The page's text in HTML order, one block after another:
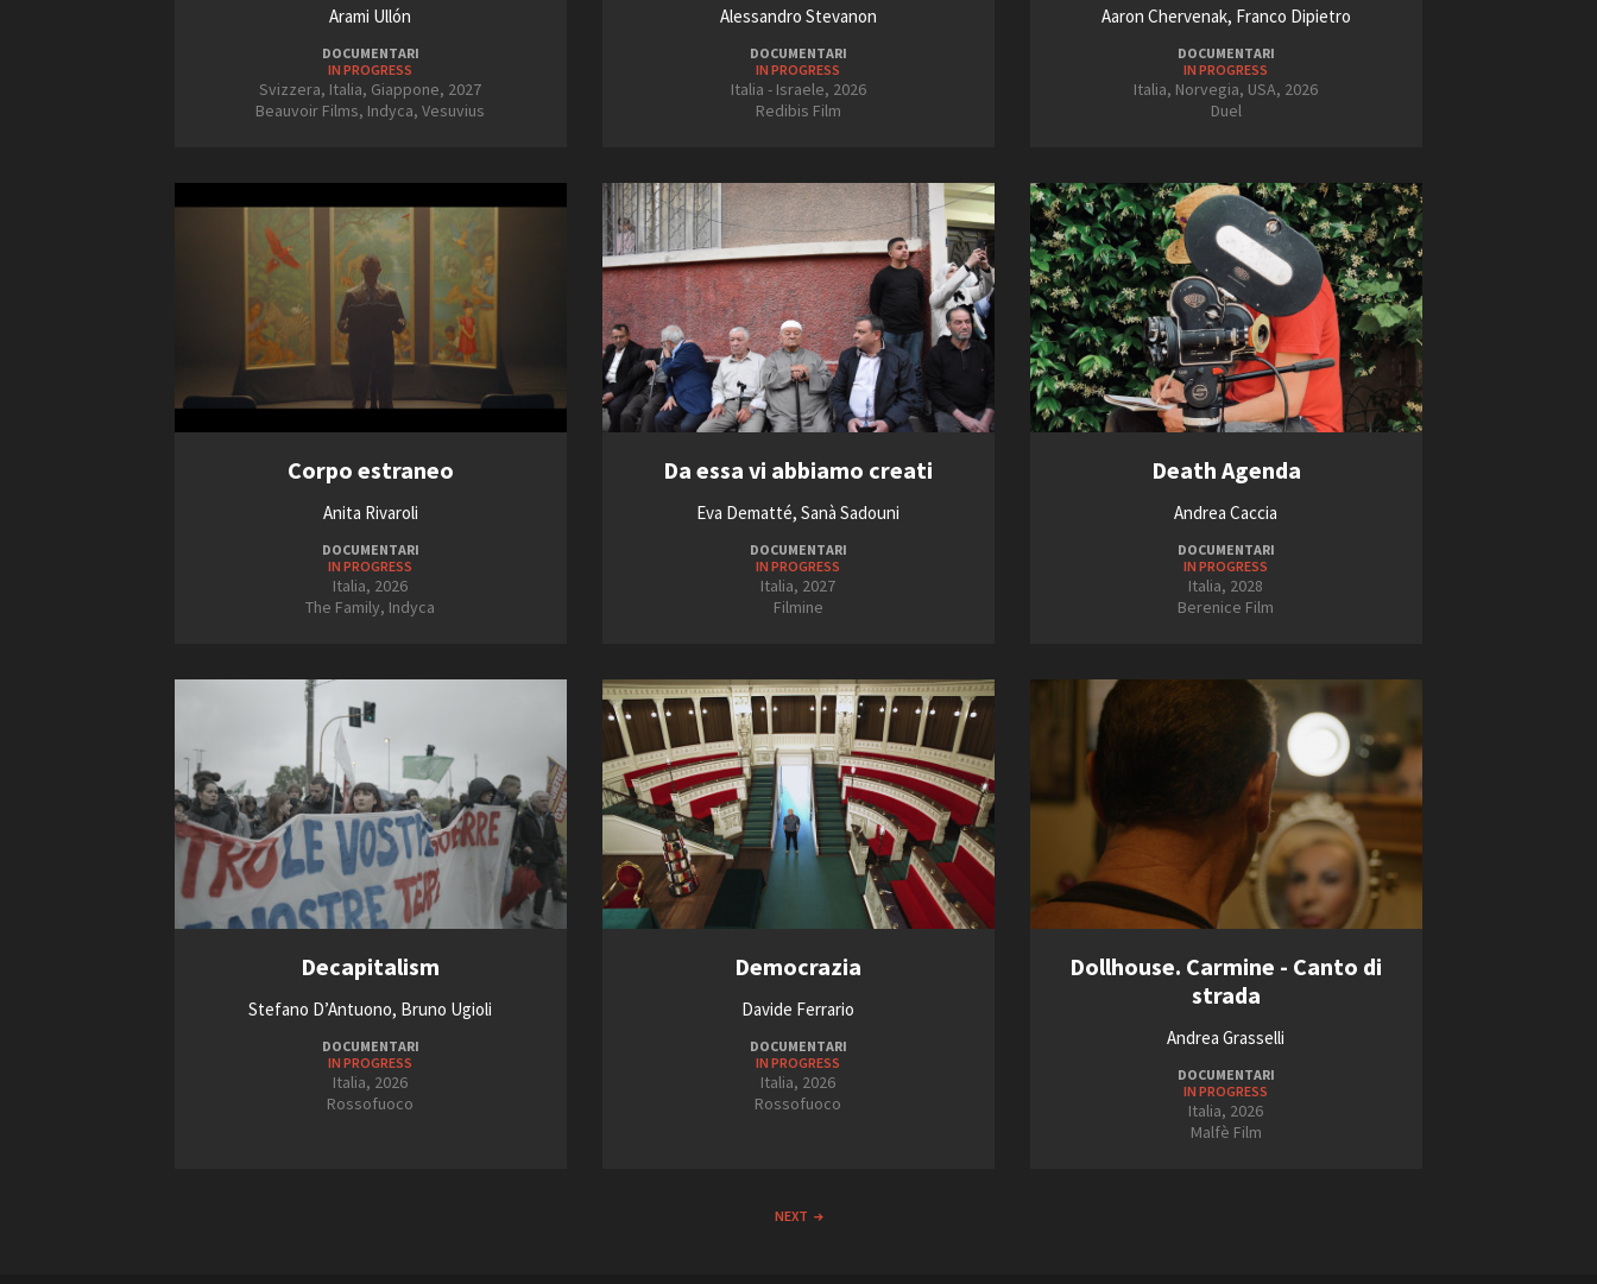
Arami Ullón
DOCUMENTARI
IN PROGRESS
Svizzera, Italia, Giappone, 2027
Beauvoir Films, Indyca, Vesuvius
Alessandro Stevanon
DOCUMENTARI
IN PROGRESS
Italia - Israele, 2026
Redibis Film
Aaron Chervenak, Franco Dipietro
DOCUMENTARI
IN PROGRESS
Italia, Norvegia, USA, 2026
Duel
Corpo estraneo
Anita Rivaroli
DOCUMENTARI
IN PROGRESS
Italia, 2026
The Family, Indyca
Da essa vi abbiamo creati
Eva Dematté, Sanà Sadouni
DOCUMENTARI
IN PROGRESS
Italia, 2027
Filmine
Death Agenda
Andrea Caccia
DOCUMENTARI
IN PROGRESS
Italia, 2028
Berenice Film
Decapitalism
Stefano D’Antuono, Bruno Ugioli
DOCUMENTARI
IN PROGRESS
Italia, 2026
Rossofuoco
Democrazia
Davide Ferrario
DOCUMENTARI
IN PROGRESS
Italia, 2026
Rossofuoco
Dollhouse. Carmine - Canto di
strada
Andrea Grasselli
DOCUMENTARI
IN PROGRESS
Italia, 2026
Malfè Film
NEXT